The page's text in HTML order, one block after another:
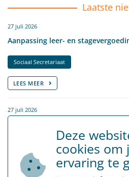
Laatste
27 juli 2026
Aanpassing leer- en
Sociaal Secretariaat
LEES MEER
27 juli 2026
LEES MEER
Deze
cookies om
ervaring te